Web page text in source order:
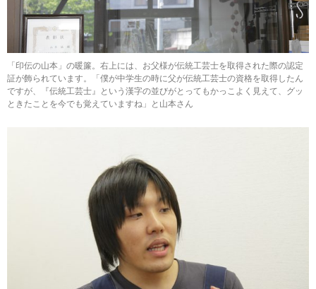
「印伝の山本」の暖簾。右上には、お父様が伝統工芸士を取得された際の認定
証が飾られています。「僕が中学生の時に父が伝統工芸士の資格を取得したん
ですが、『伝統工芸士』という漢字の並びがとってもかっこよく見えて、グッ
ときたことを今でも覚えていますね」と山本さん